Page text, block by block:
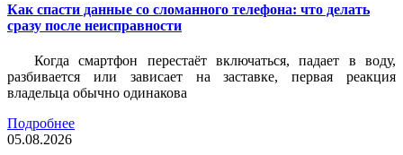
Как спасти данные со сломанного телефона: что делать
сразу после неисправности
Когда смартфон перестаёт включаться, падает в воду,
разбивается или зависает на заставке, первая реакция
владельца обычно одинакова
Подробнее
05.08.2026